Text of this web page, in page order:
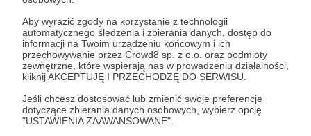
Aby wyrazić zgody na korzystanie z technologii
automatycznego śledzenia i zbierania danych, dostęp do
informacji na Twoim urządzeniu końcowym i ich
przechowywanie przez Crowd8 sp. z o.o. oraz podmioty
zewnętrzne, które wspierają nas w prowadzeniu działalności,
kliknij AKCEPTUJĘ I PRZECHODZĘ DO SERWISU.
Jeśli chcesz dostosować lub zmienić swoje preferencje
dotyczące zbierania danych osobowych, wybierz opcję
"USTAWIENIA ZAAWANSOWANE".
Na zdjęciu:
Bednarskiego. W efekcie projekt rewitalizacji
został znacznie okrojony, zgodnie z wolą
mieszkańców.
Nasze cele:
Ochrona środowiska i przyrody.
Rozwiń opis
Cele
Wynajem przestrzeni